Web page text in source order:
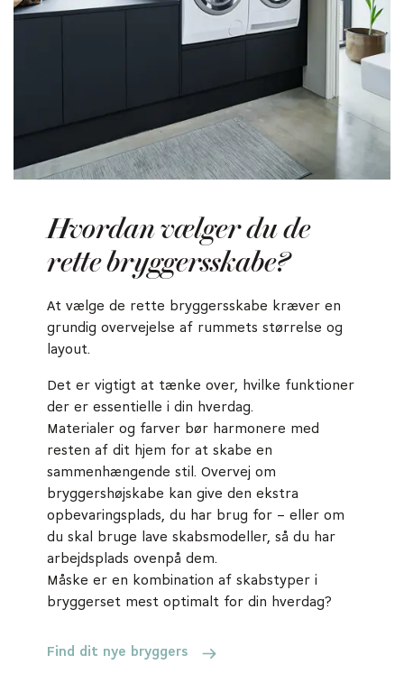
Hvordan vælger du de
rette bryggersskabe?
At vælge de rette bryggersskabe kræver en
grundig overvejelse af rummets størrelse og
layout.
Det er vigtigt at tænke over, hvilke funktioner
der er essentielle i din hverdag.
Materialer og farver bør harmonere med
resten af dit hjem for at skabe en
sammenhængende stil. Overvej om
bryggershøjskabe kan give den ekstra
opbevaringsplads, du har brug for – eller om
du skal bruge lave skabsmodeller, så du har
arbejdsplads ovenpå dem.
Måske er en kombination af skabstyper i
bryggerset mest optimalt for din hverdag?
Find dit nye bryggers